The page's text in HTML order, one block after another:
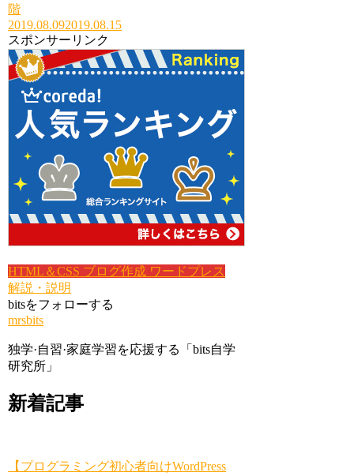
階
2019.08.092019.08.15
スポンサーリンク
HTML＆CSS ブログ作成 ワードプレス
解説・説明
bitsをフォローする
mrsbits
独学·自習·家庭学習を応援する「bits自学
研究所」
新着記事
【プログラミング初心者向けWordPress